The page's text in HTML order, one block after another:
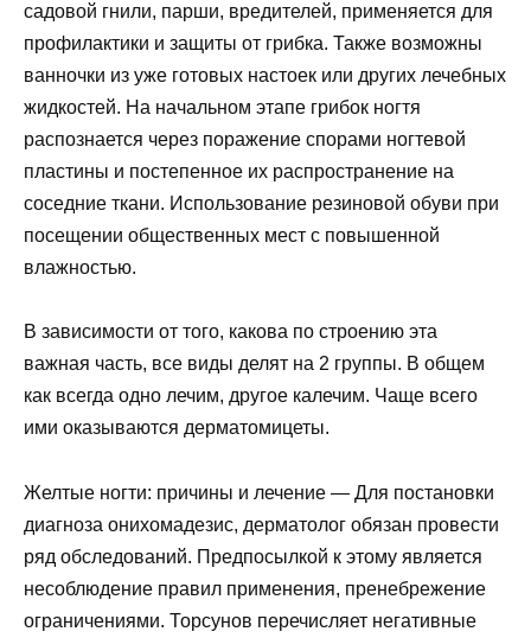
садовой гнили, парши, вредителей, применяется для
профилактики и защиты от грибка. Также возможны
ванночки из уже готовых настоек или других лечебных
жидкостей. На начальном этапе грибок ногтя
распознается через поражение спорами ногтевой
пластины и постепенное их распространение на
соседние ткани. Использование резиновой обуви при
посещении общественных мест с повышенной
влажностью.
В зависимости от того, какова по строению эта
важная часть, все виды делят на 2 группы. В общем
как всегда одно лечим, другое калечим. Чаще всего
ими оказываются дерматомицеты.
Желтые ногти: причины и лечение — Для постановки
диагноза онихомадезис, дерматолог обязан провести
ряд обследований. Предпосылкой к этому является
несоблюдение правил применения, пренебрежение
ограничениями. Торсунов перечисляет негативные